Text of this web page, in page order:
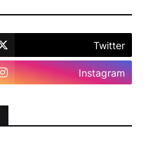
Twitter
Instagram